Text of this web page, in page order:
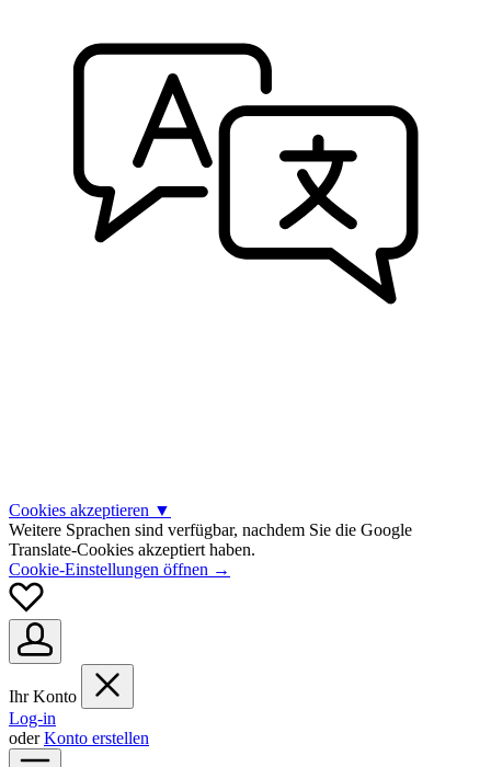
Cookies akzeptieren ▼
Weitere Sprachen sind verfügbar, nachdem Sie die Google
Translate-Cookies akzeptiert haben.
Cookie-Einstellungen öffnen →
Ihr Konto
Log-in
oderKonto erstellen